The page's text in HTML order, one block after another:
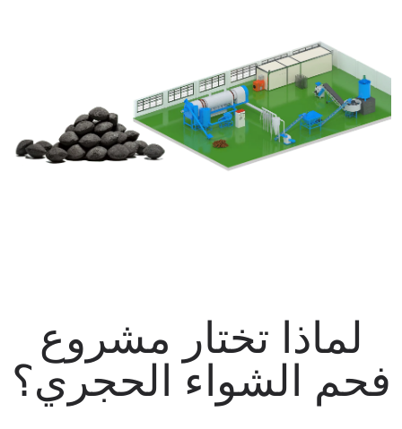
لماذا تختار مشروع
فحم الشواء الحجري؟